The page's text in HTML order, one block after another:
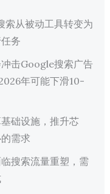
索从被动工具转变为
务
击Google搜索广告
年可能下滑10-
础设施，推升芯
需求
搜索流量重塑，需